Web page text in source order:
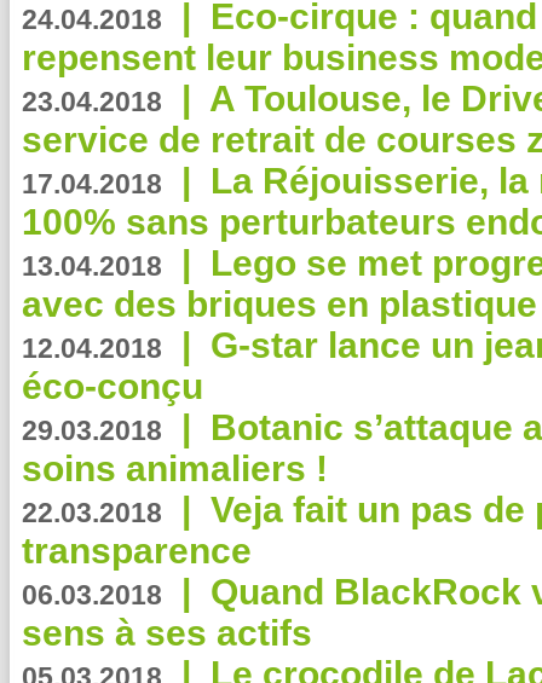
24.04.2018 | Eco-cirque :
repensent leur business
23.04.2018 | A Toulouse, le
service de retrait de courses
17.04.2018 | La Réjouisserie,
100% sans perturbateurs
13.04.2018 | Lego se met
avec des briques en
12.04.2018 | G-star lance un
éco-conçu
29.03.2018 | Botanic s’attaque
soins animaliers !
22.03.2018 | Veja fait un pas de
transparence
06.03.2018 | Quand BlackRock
sens à ses actifs
| Le crocodile de